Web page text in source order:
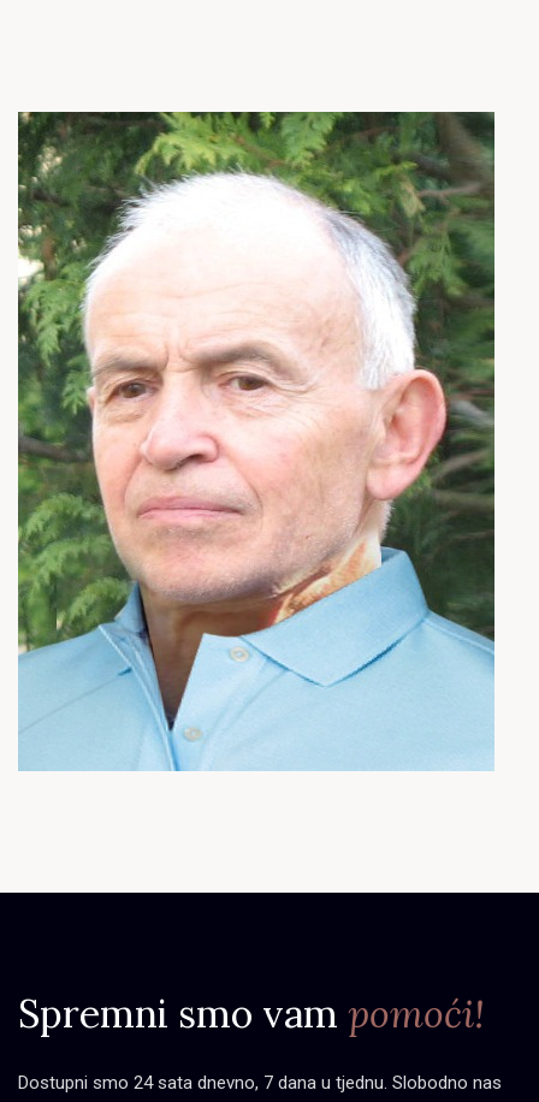
Spremni smo vam pomoći!
Dostupni smo 24 sata dnevno, 7 dana u tjednu. Slobodno nas